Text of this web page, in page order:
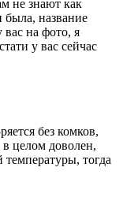
не знают как
была, название
на фото, я
у вас сейчас
без комков,
целом доволен,
тогда